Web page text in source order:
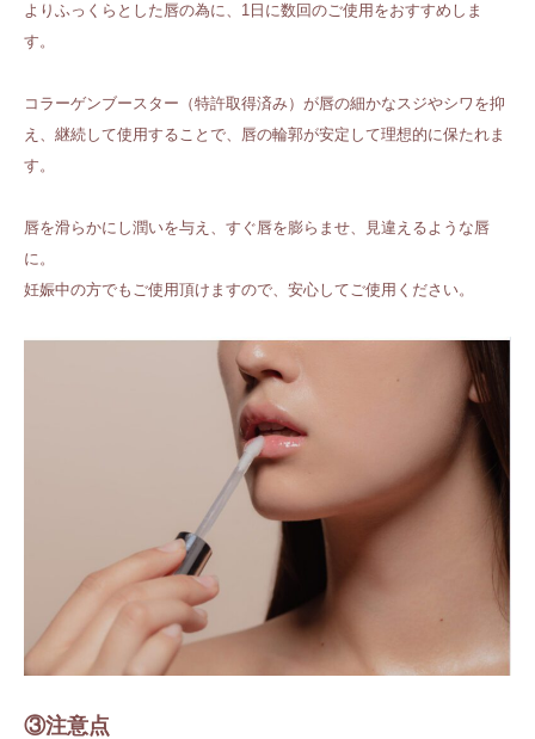
よりふっくらとした唇の為に、1日に数回のご使用をおすすめしま
す。
コラーゲンブースター（特許取得済み）が唇の細かなスジやシワを抑
え、継続して使用することで、唇の輪郭が安定して理想的に保たれま
す。
唇を滑らかにし潤いを与え、すぐ唇を膨らませ、見違えるような唇
に。
妊娠中の方でもご使用頂けますので、安心してご使用ください。
③注意点